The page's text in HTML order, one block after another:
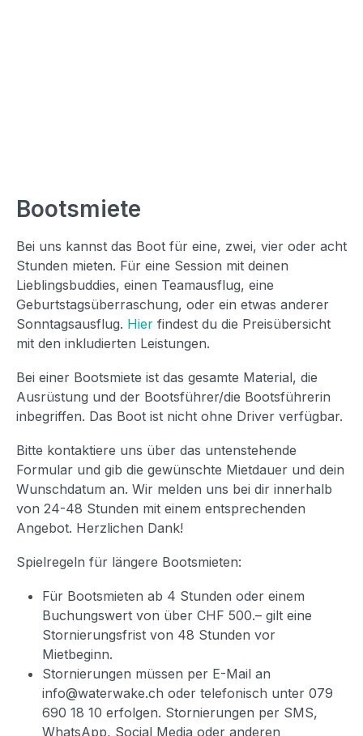
Bootsmiete
Bei uns kannst das Boot für eine, zwei, vier oder acht
Stunden mieten. Für eine Session mit deinen
Lieblingsbuddies, einen Teamausflug, eine
Geburtstagsüberraschung, oder ein etwas anderer
Sonntagsausflug. Hier findest du die Preisübersicht
mit den inkludierten Leistungen.
Bei einer Bootsmiete ist das gesamte Material, die
Ausrüstung und der Bootsführer/die Bootsführerin
inbegriffen. Das Boot ist nicht ohne Driver verfügbar.
Bitte kontaktiere uns über das untenstehende
Formular und gib die gewünschte Mietdauer und dein
Wunschdatum an. Wir melden uns bei dir innerhalb
von 24-48 Stunden mit einem entsprechenden
Angebot. Herzlichen Dank!
Spielregeln für längere Bootsmieten:
Für Bootsmieten ab 4 Stunden oder einem
Buchungswert von über CHF 500.– gilt eine
Stornierungsfrist von 48 Stunden vor
Mietbeginn.
Stornierungen müssen per E-Mail an
info@waterwake.ch oder telefonisch unter 079
690 18 10 erfolgen. Stornierungen per SMS,
WhatsApp, Social Media oder anderen